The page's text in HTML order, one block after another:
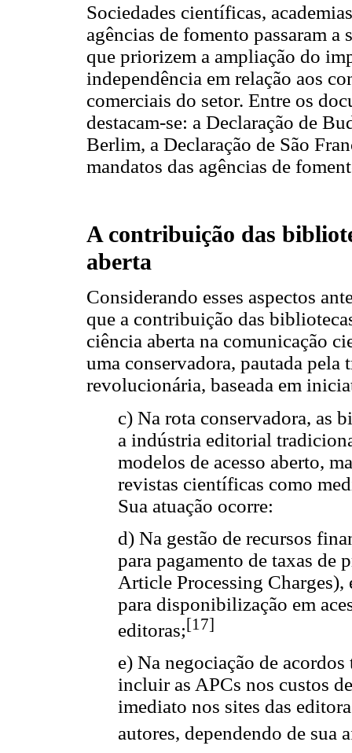
Sociedades científicas,
agências de fomento passaram a
que priorizem a ampliação do
independência em relação aos
comerciais do setor. Entre os
destacam-se: a Declaração de
Berlim, a Declaração de São
mandatos das agências de
A contribuição das
aberta
Considerando esses aspectos
que a contribuição das
ciência aberta na comunicação
uma conservadora, pautada
revolucionária, baseada em
c) Na rota conservadora, as
a indústria editorial
modelos de acesso aberto,
revistas científicas como
Sua atuação ocorre:
d) Na gestão de recursos
para pagamento de taxas de
Article Processing Charges),
para disponibilização em
editoras; [17]
e) Na negociação de
incluir as APCs nos custos
imediato nos sites das
autores, dependendo de